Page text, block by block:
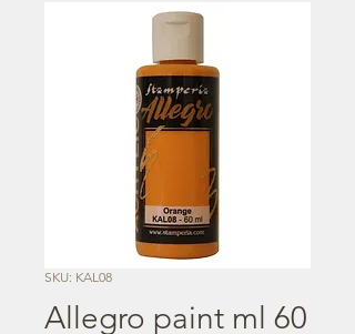
SKU: KAL08
Allegro paint ml 60